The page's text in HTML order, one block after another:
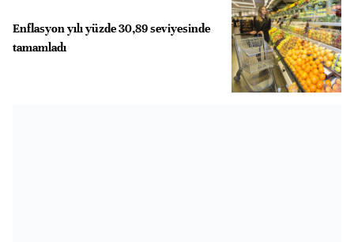
Enflasyon yılı yüzde 30,89 seviyesinde
tamamladı